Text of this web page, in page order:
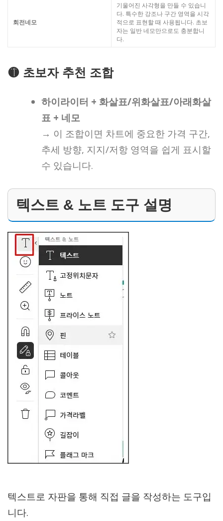
회전네모
기울어진 사각형을 만들 수 있습니
다. 특수한 강조나 구간 영역을 시각
적으로 표현할 때 사용됩니다. 초보
자는 일반 네모만으로도 충분합니
다.
🟡 초보자 추천 조합
하이라이터 + 화살표/위화살표/아래화살
표 + 네모
→ 이 조합이면 차트에 중요한 가격 구간,
추세 방향, 지지/저항 영역을 쉽게 표시할
수 있습니다.
텍스트 & 노트 도구 설명
텍스트로 자판을 통해 직접 글을 작성하는 도구입
니다.